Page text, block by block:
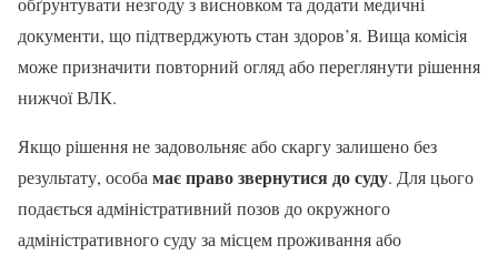
документи, що підтверджують стан здоров’я. Вища комісія
може призначити повторний огляд або переглянути рішення
нижчої ВЛК.
Якщо рішення не задовольняє або скаргу залишено без
результату, особа має право звернутися до суду. Для цього
подається адміністративний позов до окружного
адміністративного суду за місцем проживання або